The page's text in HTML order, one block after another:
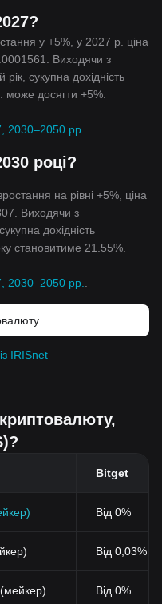
у +5%, у 2027 р. ціна
Виходячи з
сукупна дохідність
може досягти +5%.
2030–2050 рр.
році?
на рівні +5%, ціна
Виходячи з
дохідність
становитиме 21.55%.
2030–2050 рр.
IRISnet
Bitget
Від 0%
Від 0,03%
(мейкер) Від 0%